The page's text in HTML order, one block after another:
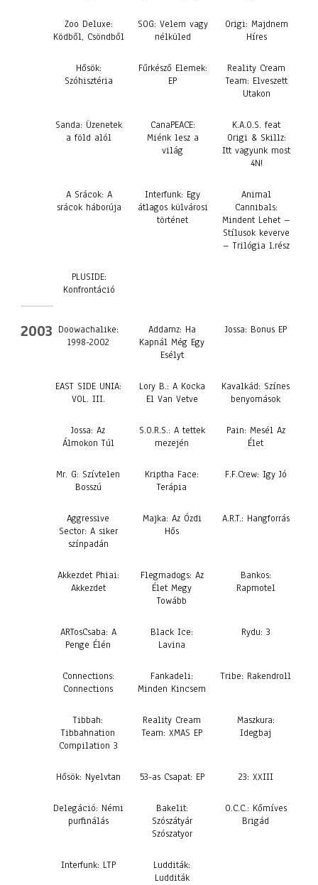
Zoo Deluxe:
Ködből, Csöndből
SOG: Velem vagy
nélküled
Origi: Majdnem
Híres
Hősök:
Szóhisztéria
Fűrkésző Elemek:
EP
Reality Cream
Team: Elveszett
Utakon
Sanda: Üzenetek
a föld alól
CanaPEACE:
Miénk lesz a
világ
K.A.O.S. feat
Origi & Skillz:
Itt vagyunk most
4N!
A Srácok: A
srácok háborúja
Interfunk: Egy
átlagos külvárosi
történet
Animal
Cannibals:
Mindent Lehet –
Stílusok keverve
– Trilógia 1.rész
PLUSIDE:
Konfrontáció
2003 Doowachalike:
1998-2002
Addamz: Ha
Kapnál Még Egy
Esélyt
Jossa: Bonus EP
EAST SIDE UNIA:
VOL. III.
Lory B.: A Kocka
El Van Vetve
Kavalkád: Színes
benyomások
Jossa: Az
Álmokon Túl
S.O.R.S.: A tettek
mezején
Pain: Mesél Az
Élet
Mr. G: Szívtelen
Bosszú
Kriptha Face:
Terápia
F.F.Crew: Igy Jó
Aggressive
Sector: A siker
színpadán
Majka: Az Ózdi
Hős
A.R.T.: Hangforrás
Akkezdet Phiai:
Akkezdet
Flegmadogs: Az
Élet Megy
Towább
Bankos:
Rapmotel
ARTosCsaba: A
Penge Élén
Black Ice:
Lavina
Rydu: 3
Connections:
Connections
Fankadeli:
Minden Kincsem
Tribe: Rakendroll
Tibbah:
Tibbahnation
Compilation 3
Reality Cream
Team: XMAS EP
Maszkura:
Idegbaj
Hősök: Nyelvtan 53-as Csapat: EP 23: XXIII
Delegáció: Némi
purfinálás
Bakelit:
Szószátyár
Szószatyor
O.C.C.: Kőmíves
Brigád
Interfunk: LTP
Ludditák:
Ludditák